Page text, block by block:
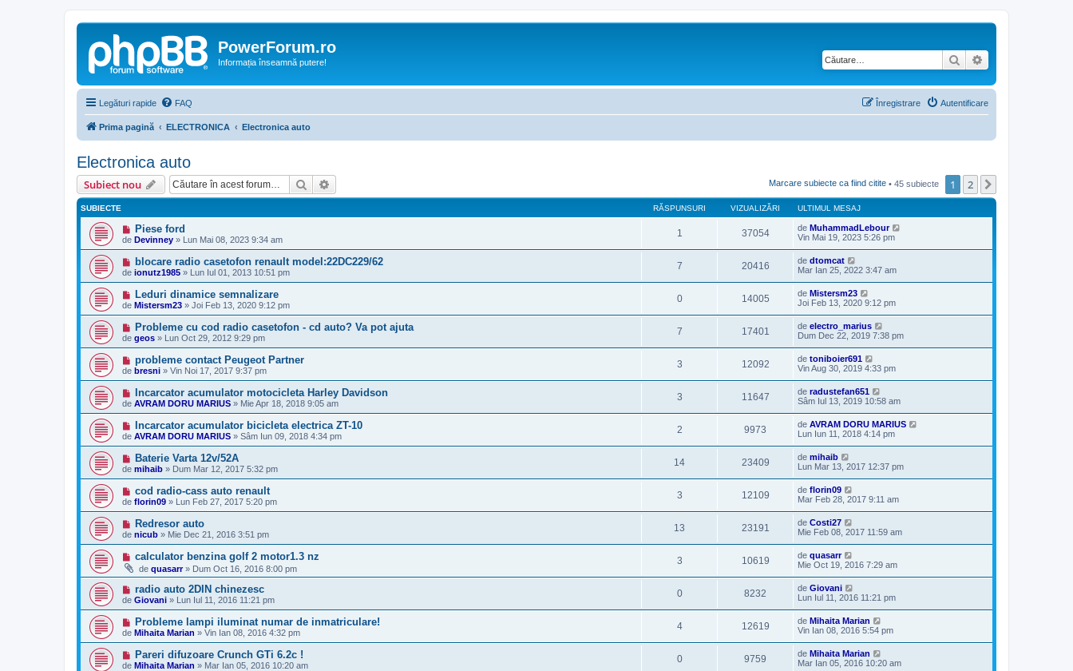
PowerForum.ro
Informația înseamnă putere! Căutare
Legături rapide FAQ Autentificare
Înregistrare
Prima pagină ELECTRONICA Electronica auto
Electronica auto
Subiect nou Căutare Marcare subiecte ca fiind citite • 45 subiecte 1 2
SUBIECTE RĂSPUNSURI VIZUALIZĂRI ULTIMUL MESAJ
Piese ford
de Devinney » Lun Mai 08, 2023 9:34 am
1 37054 de MuhammadLebour
Vin Mai 19, 2023 5:26 pm
blocare radio casetofon renault model:22DC229/62
de ionutz1985 » Lun Iul 01, 2013 10:51 pm
7 20416 de dtomcat
Mar Ian 25, 2022 3:47 am
Leduri dinamice semnalizare
de Mistersm23 » Joi Feb 13, 2020 9:12 pm
0 14005 de Mistersm23
Joi Feb 13, 2020 9:12 pm
Probleme cu cod radio casetofon - cd auto? Va pot ajuta
de geos » Lun Oct 29, 2012 9:29 pm
7 17401 de electro_marius
Dum Dec 22, 2019 7:38 pm
probleme contact Peugeot Partner
de bresni » Vin Noi 17, 2017 9:37 pm
3 12092 de toniboier691
Vin Aug 30, 2019 4:33 pm
Incarcator acumulator motocicleta Harley Davidson
de AVRAM DORU MARIUS » Mie Apr 18, 2018 9:05 am
3 11647 de radustefan651
Sâm Iul 13, 2019 10:58 am
Incarcator acumulator bicicleta electrica ZT-10
de AVRAM DORU MARIUS » Sâm Iun 09, 2018 4:34 pm
2 9973 de AVRAM DORU MARIUS
Lun Iun 11, 2018 4:14 pm
Baterie Varta 12v/52A
de mihaib » Dum Mar 12, 2017 5:32 pm
14 23409 de mihaib
Lun Mar 13, 2017 12:37 pm
cod radio-cass auto renault
de florin09 » Lun Feb 27, 2017 5:20 pm
3 12109 de florin09
Mar Feb 28, 2017 9:11 am
Redresor auto
de nicub » Mie Dec 21, 2016 3:51 pm
13 23191 de Costi27
Mie Feb 08, 2017 11:59 am
calculator benzina golf 2 motor1.3 nz
de quasarr» Dum Oct 16, 2016 8:00 pm
3 10619 de quasarr
Mie Oct 19, 2016 7:29 am
radio auto 2DIN chinezesc
de Giovani » Lun Iul 11, 2016 11:21 pm
0 8232 de Giovani
Lun Iul 11, 2016 11:21 pm
Probleme lampi iluminat numar de inmatriculare!
de Mihaita Marian » Vin Ian 08, 2016 4:32 pm
4 12619 de Mihaita Marian
Vin Ian 08, 2016 5:54 pm
Pareri difuzoare Crunch GTi 6.2c !
de Mihaita Marian » Mar Ian 05, 2016 10:20 am
0 9759 de Mihaita Marian
Mar Ian 05, 2016 10:20 am